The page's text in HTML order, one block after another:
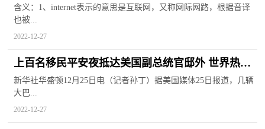
含义：1、internet表示的意思是互联网，又称网际网路，根据音译
也被...
2022-12-27
上百名移民平安夜抵达美国副总统官邸外 世界热头
条
新华社华盛顿12月25日电（记者孙丁）据美国媒体25日报道，几辆
大巴...
2022-12-27